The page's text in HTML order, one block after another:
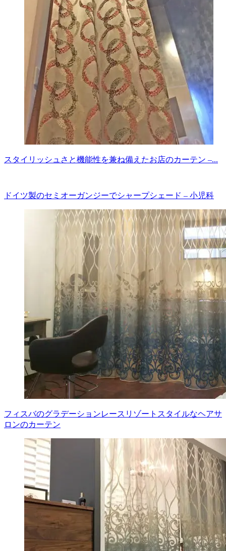
スタイリッシュさと機能性を兼ね備えたお店のカーテン –...
ドイツ製のセミオーガンジーでシャープシェード – 小児科
フィスバのグラデーションレースリゾートスタイルなヘアサ
ロンのカーテン